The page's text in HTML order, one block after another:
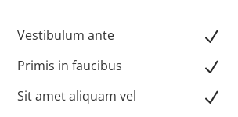
Vestibulum ante
Primis in faucibus
Sit amet aliquam vel
N
N
N